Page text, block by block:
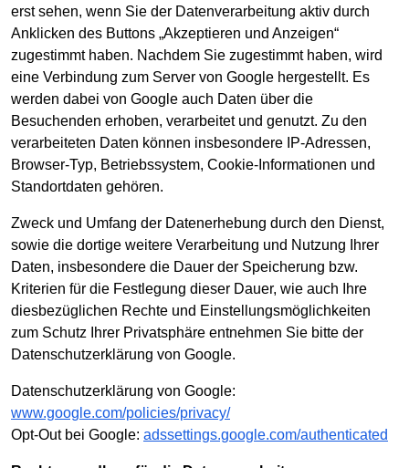
erst sehen, wenn Sie der Datenverarbeitung aktiv durch
Anklicken des Buttons „Akzeptieren und Anzeigen“
zugestimmt haben. Nachdem Sie zugestimmt haben, wird
eine Verbindung zum Server von Google hergestellt. Es
werden dabei von Google auch Daten über die
Besuchenden erhoben, verarbeitet und genutzt. Zu den
verarbeiteten Daten können insbesondere IP-Adressen,
Browser-Typ, Betriebssystem, Cookie-Informationen und
Standortdaten gehören.
Zweck und Umfang der Datenerhebung durch den Dienst,
sowie die dortige weitere Verarbeitung und Nutzung Ihrer
Daten, insbesondere die Dauer der Speicherung bzw.
Kriterien für die Festlegung dieser Dauer, wie auch Ihre
diesbezüglichen Rechte und Einstellungsmöglichkeiten
zum Schutz Ihrer Privatsphäre entnehmen Sie bitte der
Datenschutzerklärung von Google.
Datenschutzerklärung von Google:
www.google.com/policies/privacy/
Opt-Out bei Google: adssettings.google.com/authenticated